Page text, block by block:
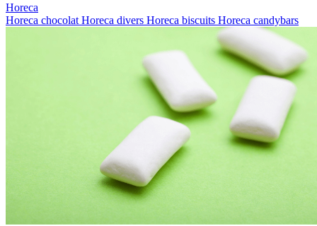
Horeca
Horeca chocolat Horeca divers Horeca biscuits Horeca candybars